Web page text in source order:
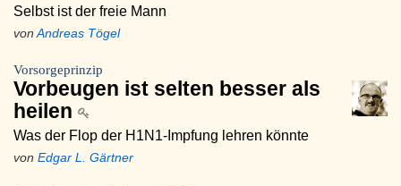
Selbst ist der freie Mann
von Andreas Tögel
Vorsorgeprinzip
Vorbeugen ist selten besser als
heilen
Was der Flop der H1N1-Impfung lehren könnte
von Edgar L. Gärtner